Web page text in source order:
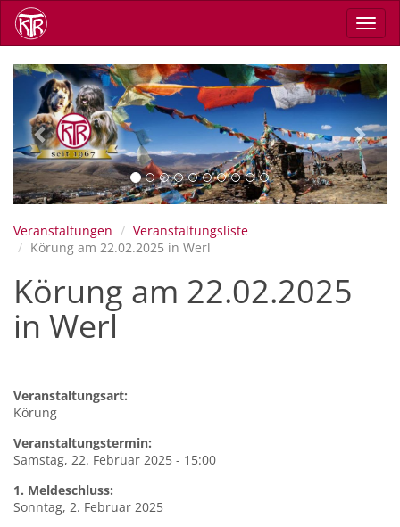
Direkt
zum
Inhalt
Previous Next
Veranstaltungen
Veranstaltungsliste
Körung am 22.02.2025 in Werl
Körung am 22.02.2025
in Werl
Veranstaltungsart:
Körung
Veranstaltungstermin:
Samstag, 22. Februar 2025 - 15:00
1. Meldeschluss:
Sonntag, 2. Februar 2025